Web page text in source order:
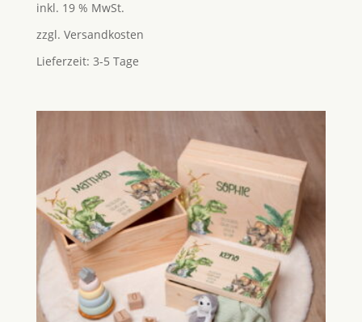
von 5
inkl. 19 % MwSt.
zzgl. Versandkosten
Lieferzeit: 3-5 Tage